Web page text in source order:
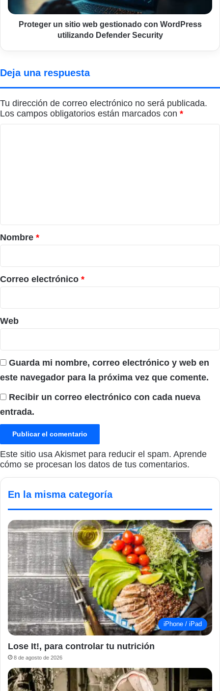
utilizando
Defender
Security
Proteger un sitio web gestionado con WordPress
utilizando Defender Security
Deja una respuesta
Tu dirección de correo electrónico no será publicada.
Los campos obligatorios están marcados con *
r
i
o
*
Nombre *
Correo electrónico *
Web
Guarda mi nombre, correo electrónico y web en
este navegador para la próxima vez que comente.
Recibir un correo electrónico con cada nueva
entrada.
Este sitio usa Akismet para reducir el spam. Aprende
cómo se procesan los datos de tus comentarios.
En la misma categoría
iPhone / iPad
Lose It!, para controlar tu nutrición
8 de agosto de 2026